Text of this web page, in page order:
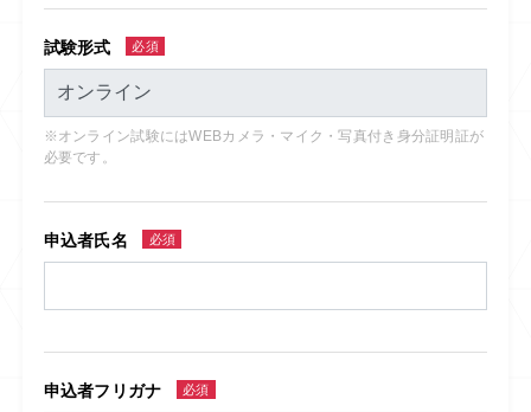
試験形式 必須
※オンライン試験にはWEBカメラ・マイク・写真付き身分証明証が
必要です。
申込者氏名 必須
申込者フリガナ 必須